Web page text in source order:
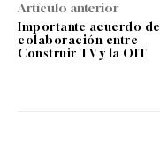
Artículo anterior
Importante acuerdo de
colaboración entre
Construir TV y la OIT